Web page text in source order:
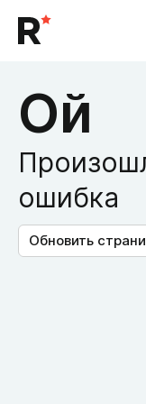
Ой
ошибка
Обновить